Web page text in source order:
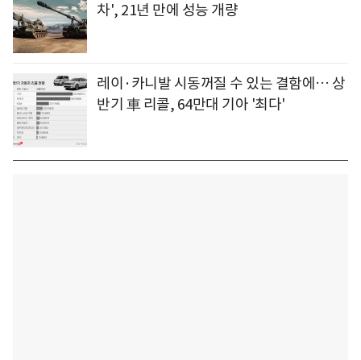
차', 21년 만에 성능 개량
레이·카니발 시동꺼질 수 있는 결함에… 상
반기 車 리콜, 64만대 기아 '최다'